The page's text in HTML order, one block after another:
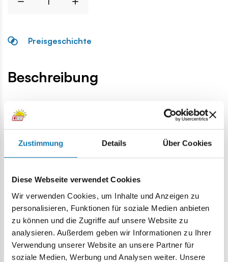
Zustimmung Details Über Cookies
Diese Webseite verwendet Cookies
Wir verwenden Cookies, um Inhalte und Anzeigen zu
personalisieren, Funktionen für soziale Medien anbieten
zu können und die Zugriffe auf unsere Website zu
analysieren. Außerdem geben wir Informationen zu Ihrer
Verwendung unserer Website an unsere Partner für
soziale Medien, Werbung und Analysen weiter. Unsere
Preisgeschichte
Beschreibung
Lokalizacja produktu:
Achtung: Nicht für Kinder unter 36 Monaten geeignet.
Erstickungsgefahr. Kleine Teile könnten verschluckt
werden. Wir empfehlen, die Verpackung als Referenz
aufzubewahren. Modell und Farben können leicht von der
Abbildung abweichen.